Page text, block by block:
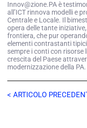
Innov@zione.PA è
all’ICT rinnova modelli e
Centrale e Locale. Il
opera delle tante
frontiera, che pur
elementi contrastanti
sempre i conti con risorse
crescita del Paese
modernizzazione della PA.
< ARTICOLO